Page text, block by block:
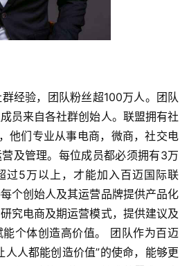
经验，团队粉丝超100万人。团队
员来自各社群创始人。联盟拥有社
他们专业从事电商，微商，社交电
及管理。每位成员都必须拥有3万
过5万以上，才能加入百迈国际联
个创始人及其运营品牌提供产品化
究电商及期运营模式，提供建议及
个体创造高价值。 团队作为百迈
人人都能创造价值”的使命，能够更